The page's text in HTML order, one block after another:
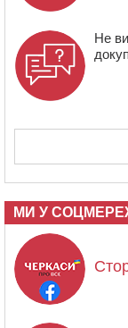
Не
МИ У